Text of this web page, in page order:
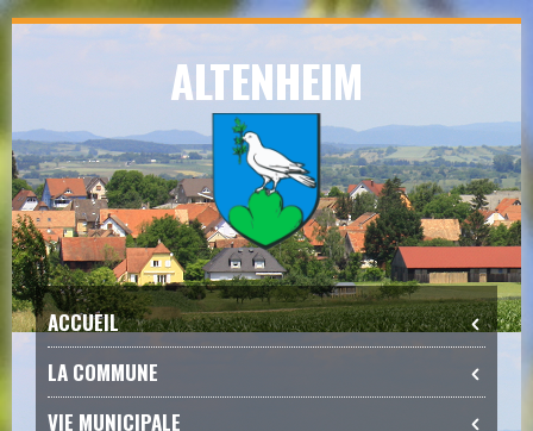
Skip
Skip
to
content
ALTENHEIM
ACCUEIL
LA COMMUNE
VIE MUNICIPALE